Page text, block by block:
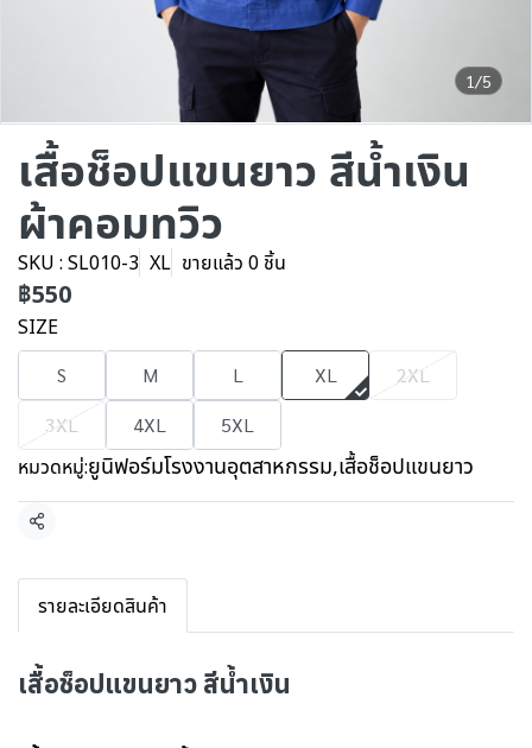
1/5
เสื้อช็อปแขนยาว สีน้ำเงิน
ผ้าคอมทวิว
SKU : SL010-3 XL ขายแล้ว 0 ชิ้น
฿550
SIZE
S M L XL
2XL
3XL
4XL 5XL
หมวดหมู่:ยูนิฟอร์มโรงงานอุตสาหกรรม,เสื้อช็อปแขนยาว
แชร์
รายละเอียดสินค้า
เสื้อช็อปแขนยาว สีน้ำเงิน